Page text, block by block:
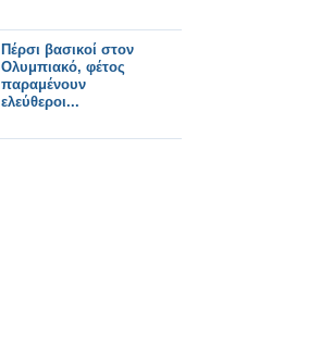
Πέρσι βασικοί στον
Ολυμπιακό, φέτος
παραμένουν
ελεύθεροι...